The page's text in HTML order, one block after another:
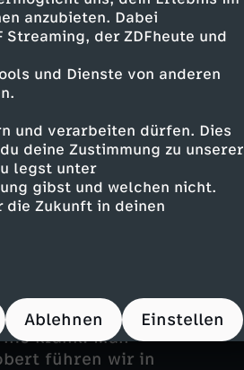
anzubieten. Dabei
der ZDFheute und
und Dienste von anderen
und verarbeiten dürfen. Dies
deine Zustimmung zu unserer
legst unter
gibst und welchen nicht.
die Zukunft in deinen
Ablehnen Einstellen
kreativ. Zum
krankmeldet. Die
Jahr eine
die Krankentage der
Sanktionen und
im Auftrag von
um die richtige
mit dem
auch niedriger
den 43-jährigen
mit einer Spanierin
krank. Man
führen wir in